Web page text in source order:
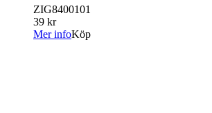
ZIG8400101
39 kr
Mer infoKöp